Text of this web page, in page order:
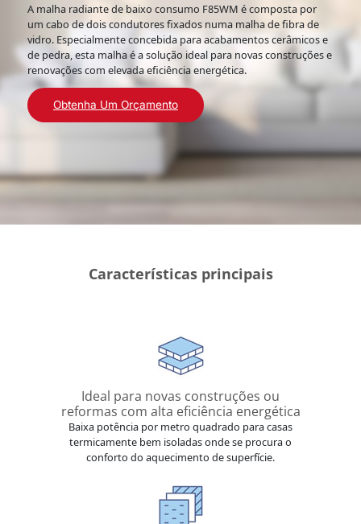
A malha radiante de baixo consumo F85WM é composta por
um cabo de dois condutores fixados numa malha de fibra de
vidro. Especialmente concebida para acabamentos cerâmicos e
de pedra, esta malha é a solução ideal para novas construções e
renovações com elevada eficiência energética.
Obtenha Um Orçamento
Características principais
Ideal para novas construções ou
reformas com alta eficiência energética
Baixa potência por metro quadrado para casas
termicamente bem isoladas onde se procura o
conforto do aquecimento de superfície.